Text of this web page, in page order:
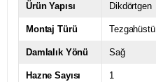
Ürün Yapısı Dikdörtgen
Montaj Türü Tezgahüstü
Damlalık Yönü Sağ
Hazne Sayısı 1